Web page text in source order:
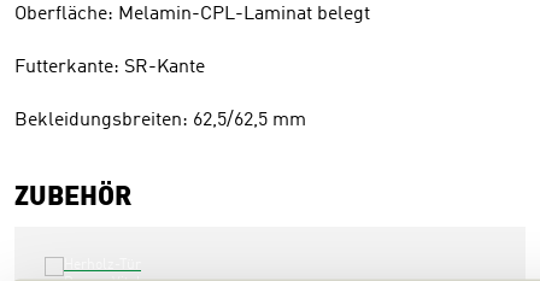
Oberfläche: Melamin-CPL-Laminat belegt
Futterkante: SR-Kante
Bekleidungsbreiten: 62,5/62,5 mm
ZUBEHÖR